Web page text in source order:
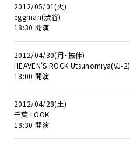
2012/05/01(火)
eggman(渋谷)
18:30 開演
2012/04/30(月・振休)
HEAVEN'S ROCK Utsunomiya(VJ-2)
18:00 開演
2012/04/28(土)
千葉 LOOK
18:30 開演